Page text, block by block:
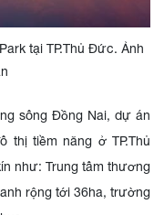
tại TP.Thủ Đức. Ảnh
sông Đồng Nai, dự án
thị tiềm năng ở TP.Thủ
như: Trung tâm thương
rộng tới 36ha, trường